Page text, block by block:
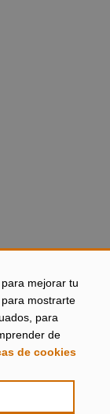
mejorar tu
mostrarte
para
de
de cookies